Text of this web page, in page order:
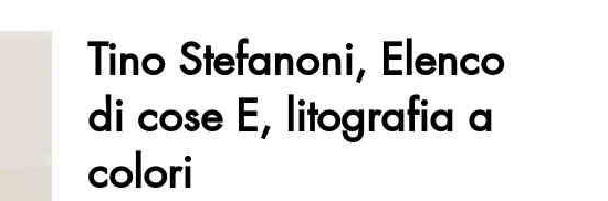
Tino Stefanoni, Elenco
di cose E, litografia a
colori